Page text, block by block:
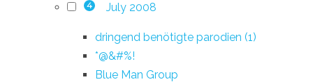
4 July 2008
dringend benötigte parodien (1)
*@&#%!
Blue Man Group